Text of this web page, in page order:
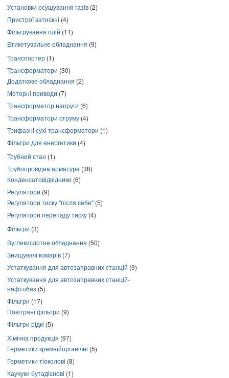
Установки осушування газів (2)
Пристрої затискні (4)
Фільтрування олій (11)
Етикетувальне обладнання (9)
Транспортер (1)
Трансформатори (30)
Додаткове обладнання (2)
Моторні приводи (7)
Трансформатор напруги (6)
Трансформатори струму (4)
Трифазні сухі трансформатори (1)
Фільтри для енергетики (4)
Трубний стан (1)
Трубопровідна арматура (38)
Конденсатовідвідники (6)
Регулятори (9)
Регулятори тиску "після себе" (5)
Регулятори перепаду тиску (4)
Фільтри (3)
Вуглекислотне обладнання (50)
Знищувачі комарів (7)
Устаткування для автозаправних станцій (9)
Устаткування для автозаправних станцій-
нафтобаз (5)
Фільтри (17)
Повітряні фільтри (9)
Фільтри рідкі (5)
Хімічна продукція (97)
Герметики кремнійорганічні (5)
Герметики тіоколові (8)
Каучуки бутадієнові (1)